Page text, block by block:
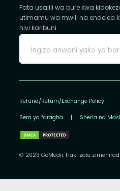
Pata usajili wa bure kwa
utimamu wa mwili na endelea
hivi karibuni
Refund/Return/Exchange Policy
Sera ya faragha | Sheria na
© 2023 GoMedii. Haki zote